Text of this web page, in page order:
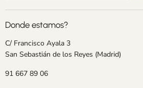
Donde estamos?
C/ Francisco Ayala 3
San Sebastián de los Reyes (Madrid)
91 667 89 06